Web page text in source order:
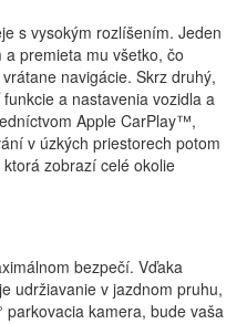
s vysokým rozlíšením. Jeden
premieta mu všetko, čo
navigácie. Skrz druhý,
a nastavenia vozidla a
Apple CarPlay™,
v úzkých priestorech potom
zobrazí celé okolie
bezpečí. Vďaka
udržiavanie v jazdnom pruhu,
parkovacia kamera, bude vaša